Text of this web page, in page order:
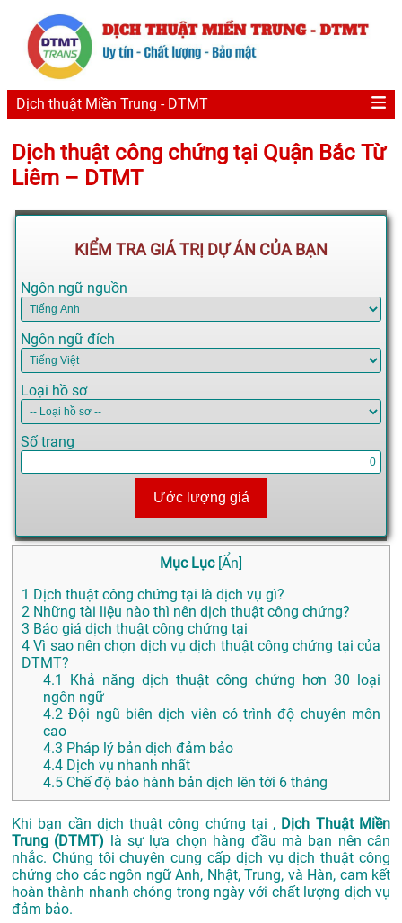
Dịch thuật Miền Trung - DTMT
Dịch thuật công chứng tại Quận Bắc Từ
Liêm – DTMT
KIỂM TRA GIÁ TRỊ DỰ ÁN CỦA BẠN
Ngôn ngữ nguồn
Ngôn ngữ đích
Loại hồ sơ
Số trang
Ước lượng giá
Mục Lục [Ẩn]
1 Dịch thuật công chứng tại là dịch vụ gì?
2 Những tài liệu nào thì nên dịch thuật công chứng?
3 Báo giá dịch thuật công chứng tại
4 Vì sao nên chọn dịch vụ dịch thuật công chứng tại của
DTMT?
4.1
Khả năng dịch thuật công chứng hơn 30 loại
ngôn ngữ
4.2 Đội ngũ biên dịch viên có trình độ chuyên môn
cao
4.3 Pháp lý bản dịch đảm bảo
4.4 Dịch vụ nhanh nhất
4.5 Chế độ bảo hành bản dịch lên tới 6 tháng
Khi bạn cần dịch thuật công chứng tại , Dịch Thuật Miền
Trung (DTMT) là sự lựa chọn hàng đầu mà bạn nên cân
nhắc. Chúng tôi chuyên cung cấp dịch vụ dịch thuật công
chứng cho các ngôn ngữ Anh, Nhật, Trung, và Hàn, cam kết
hoàn thành nhanh chóng trong ngày với chất lượng dịch vụ
đảm bảo.